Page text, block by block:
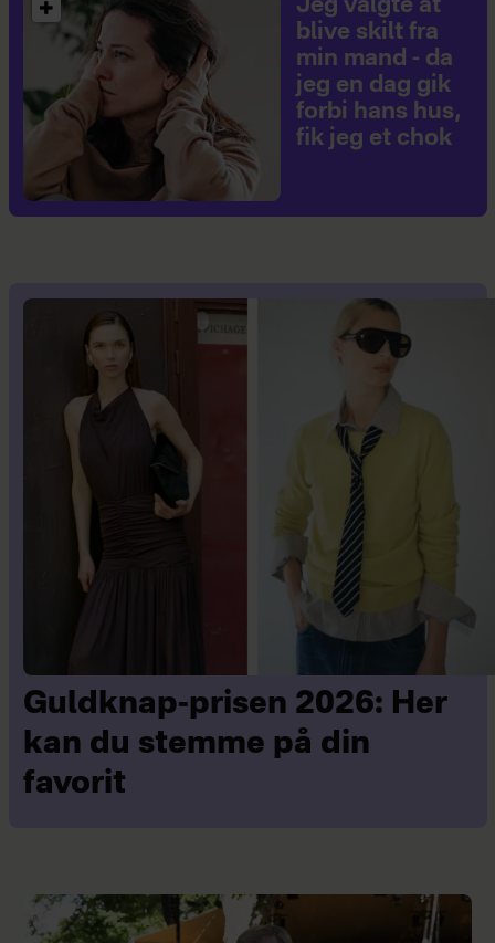
Jeg valgte at
blive skilt fra
min mand - da
jeg en dag gik
forbi hans hus,
fik jeg et chok
Guldknap-prisen 2026: Her
kan du stemme på din
favorit